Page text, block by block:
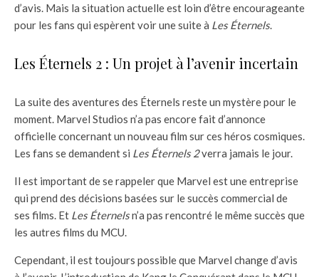
d’avis. Mais la situation actuelle est loin d’être encourageante
pour les fans qui espèrent voir une suite à Les Éternels.
Les Éternels 2 : Un projet à l’avenir incertain
La suite des aventures des Éternels reste un mystère pour le
moment. Marvel Studios n’a pas encore fait d’annonce
officielle concernant un nouveau film sur ces héros cosmiques.
Les fans se demandent si Les Éternels 2verra jamais le jour.
Il est important de se rappeler que Marvel est une entreprise
qui prend des décisions basées sur le succès commercial de
ses films. Et Les Éternelsn’a pas rencontré le même succès que
les autres films du MCU.
Cependant, il est toujours possible que Marvel change d’avis